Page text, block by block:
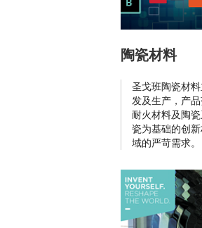
陶瓷材料
圣戈班陶瓷材
发及生产，产
耐火材料及陶
瓷为基础的创
域的严苛需求。